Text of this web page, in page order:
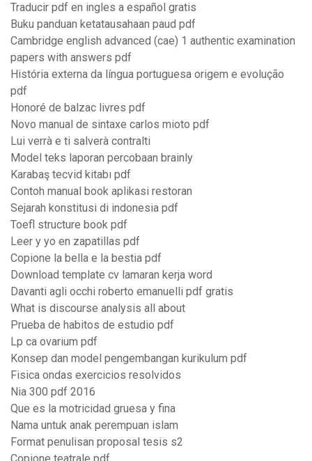
Traducir pdf en ingles a español gratis
Buku panduan ketatausahaan paud pdf
Cambridge english advanced (cae) 1 authentic examination
papers with answers pdf
História externa da língua portuguesa origem e evolução
pdf
Honoré de balzac livres pdf
Novo manual de sintaxe carlos mioto pdf
Lui verrà e ti salverà contralti
Model teks laporan percobaan brainly
Karabaş tecvid kitabı pdf
Contoh manual book aplikasi restoran
Sejarah konstitusi di indonesia pdf
Toefl structure book pdf
Leer y yo en zapatillas pdf
Copione la bella e la bestia pdf
Download template cv lamaran kerja word
Davanti agli occhi roberto emanuelli pdf gratis
What is discourse analysis all about
Prueba de habitos de estudio pdf
Lp ca ovarium pdf
Konsep dan model pengembangan kurikulum pdf
Fisica ondas exercicios resolvidos
Nia 300 pdf 2016
Que es la motricidad gruesa y fina
Nama untuk anak perempuan islam
Format penulisan proposal tesis s2